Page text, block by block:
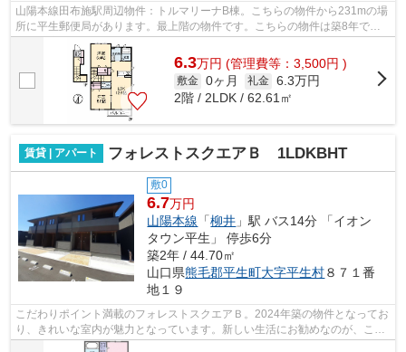
山陽本線田布施駅周辺物件：トルマリーナB棟。こちらの物件から231mの場
所に平生郵便局があります。最上階の物件です。こちらの物件は築8年です
が、充実の設備が整っています。当社オ...
6.3万円 (管理費等：3,500円 )
敷金 0ヶ月 礼金 6.3万円
2階 / 2LDK / 62.61㎡
賃貸 | アパート フォレストスクエアＢ 1LDKBHT
敷0
6.7万円
山陽本線 「柳井 」駅 バス14分 「イオン
タウン平生」 停歩6分
築2年 / 44.70㎡
山口県熊毛郡平生町大字平生村８７１番
地１９
こだわりポイント満載のフォレストスクエアＢ。2024年築の物件となってお
り、きれいな室内が魅力となっています。新しい生活にお勧めなのが、こち
らのアパートです。柳井周辺にお引っ...